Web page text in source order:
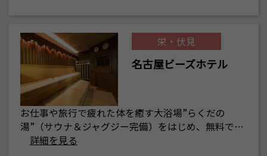
栄・伏見
名古屋ビーズホテル
お仕事や旅行で疲れた体を癒す大浴場”らくだの
湯”（サウナ＆ジャグジー完備）をはじめ、無料で…
詳細を見る